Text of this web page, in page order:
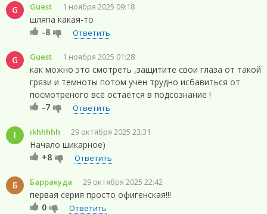
G Guest 1 ноября 2025 09:18
шляпа какая-то
-8
Ответить
G Guest 1 ноября 2025 01:28
как можно это смотреть ,защитите свои глаза от такой
грязи и темноты потом учен трудно исбавиться от
посмотреного всё остаётся в подсознание !
-7
Ответить
I ikhhhhh 29 октября 2025 23:31
Начало шикарное)
+8
Ответить
Б Барракуда 29 октября 2025 22:42
первая серия просто офигенская!!!
0
Ответить